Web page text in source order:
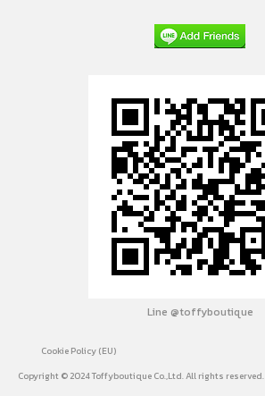
Line @toffyboutique
Cookie Policy (EU)
Copyright © 2024 Toffyboutique Co.,Ltd. All rights reserved.